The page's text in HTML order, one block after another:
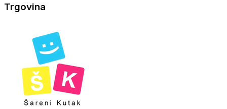
Trgovina